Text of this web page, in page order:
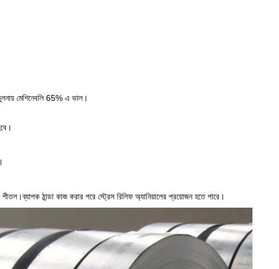
মেশিনেবলি 65% এ ভাল।
ঠান্ডা কাজ করার পরে স্ট্রেস রিলিফ অ্যানিয়ালের প্রয়োজন হতে পারে।